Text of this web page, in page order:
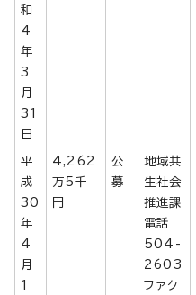
和
4
年
3
月
31
日
平
成
30
年
4
月
1
4,262
万5千
円
公
募
地域共
生社会
推進課
電話
504-
2603
ファク